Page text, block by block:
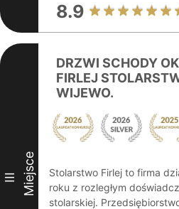
8.9
III Miejsce
DRZWI SCHODY
FIRLEJ
WIJEWO.
Stolarstwo Firlej to firma
roku z rozległym
stolarskiej.